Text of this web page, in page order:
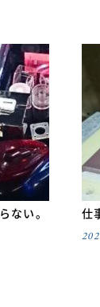
ない。 仕